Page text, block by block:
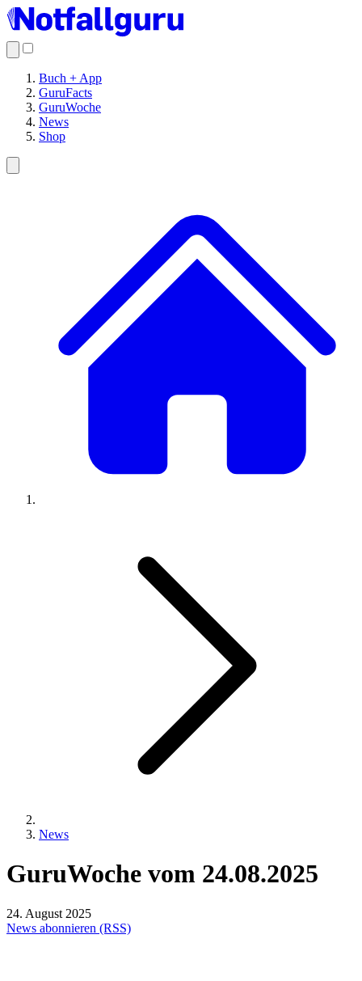
Buch + App
GuruFacts
GuruWoche
News
Shop
News
GuruWoche vom 24.08.2025
24. August 2025
News abonnieren (RSS)